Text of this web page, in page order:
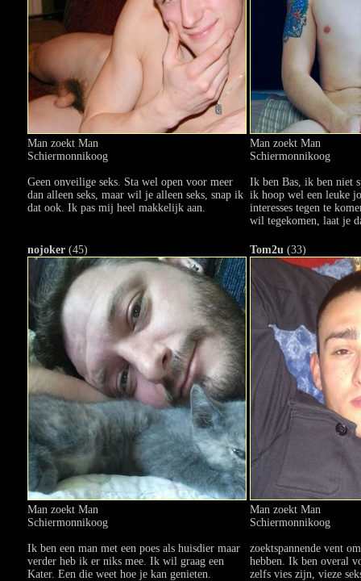
Man zoekt Man
Schiermonnikoog
Geen onveilige seks. Sta wel open voor meer
dan alleen seks, maar wil je alleen seks, snap ik
dat ook. Ik pas mij heel makkelijk aan.
Man zoekt Man
Schiermonnikoog
Ik ben Bas, ik ben niet
ik hoop wel een leuke
interesses tegen te
wil tegekomen, laat je
nojoker (45)
Man zoekt Man
Schiermonnikoog
Ik ben een man met een poes als huisdier maar
verder heb ik er niks mee. Ik wil graag een
Kater. Een die weet hoe je kan genieten.
Tom2u (33)
Man zoekt Man
Schiermonnikoog
zoektspannende vent
hebben. Ik ben overal
zelfs vies zijn, vieze